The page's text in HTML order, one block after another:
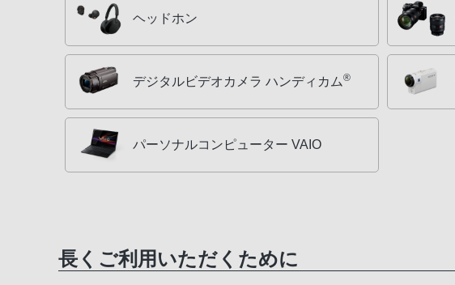
ヘッドホン
デジタルビデオカメラ ハンディカム®
パーソナルコンピューター VAIO
長くご利用いただくために